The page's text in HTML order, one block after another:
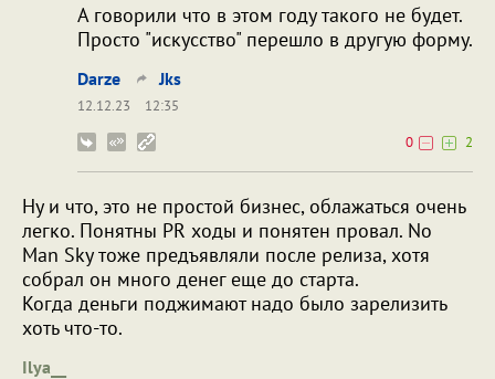
А говорили что в этом году такого не будет.
Просто "искусство" перешло в другую форму.
Darze Jks
12.12.23
12:35
0
2
Ну и что, это не простой бизнес, облажаться очень
легко. Понятны PR ходы и понятен провал. No
Man Sky тоже предъявляли после релиза, хотя
собрал он много денег еще до старта.
Когда деньги поджимают надо было зарелизить
хоть что-то.
Ilya__